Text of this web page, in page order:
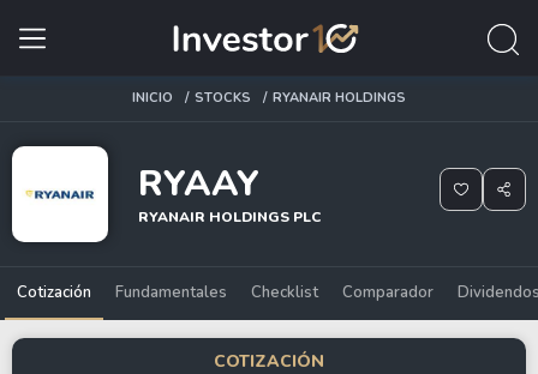
INICIO STOCKS RYANAIR HOLDINGS
RYAAY
RYANAIR HOLDINGS PLC
Cotización Fundamentales Checklist Comparador
COTIZACIÓN